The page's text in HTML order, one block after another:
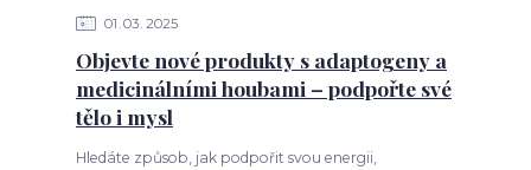
01 03 2025
Objevte nové produkty s adaptogeny a
medicinálními houbami – podpořte své
tělo i mysl
Hledáte způsob, jak podpořit svou energii,